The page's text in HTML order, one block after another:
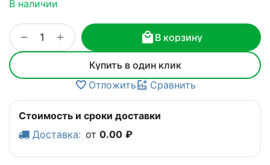
В наличии
+
− В корзину
Купить в один клик
Отложить
Сравнить
Стоимость и сроки доставки
Доставка: от 0.00 ₽